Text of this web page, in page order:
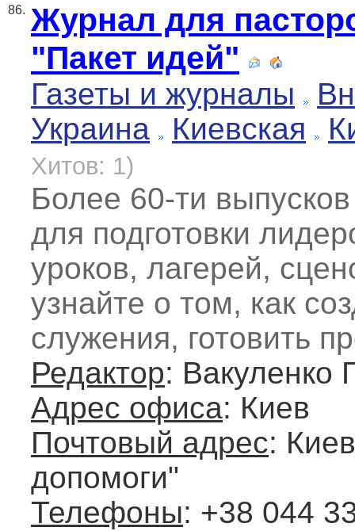
86. Журнал для
"Пакет идей"
Газеты и журналы
Украина
Киевская
Хитов: 1)
Более 60-ти
для подготовки
уроков, лагерей,
узнайте о том, как
служения, готовить
Редактор: Вакуленко
Адрес офиса: Киев
Почтовый адрес:
допомоги"
Телефоны: +38 044